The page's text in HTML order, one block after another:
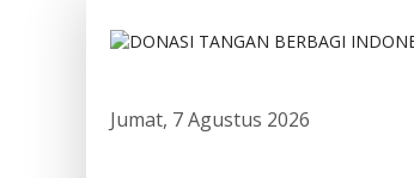
Jumat, 7 Agustus 2026